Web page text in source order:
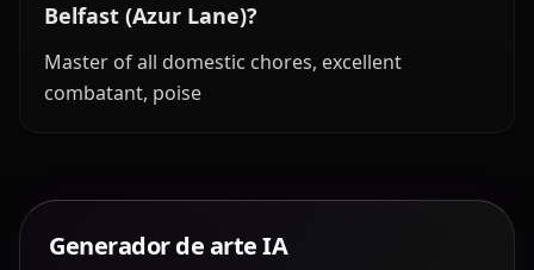
Belfast (Azur Lane)?
Master of all domestic chores, excellent
combatant, poise
Generador de arte IA